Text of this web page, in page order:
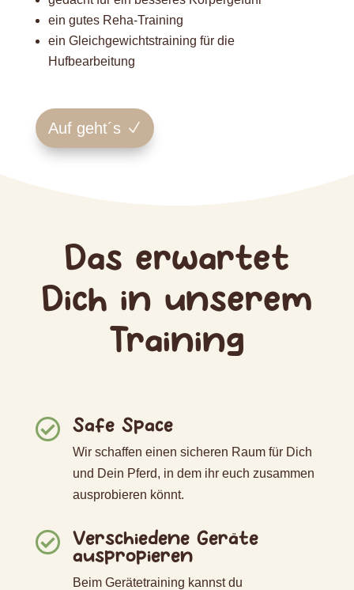
ein gutes Reha-Training
ein Gleichgewichtstraining für die
Hufbearbeitung
Auf geht´s
Das erwartet
Dich in unserem
Training
 Safe Space
Wir schaffen einen sicheren Raum für Dich
und Dein Pferd, in dem ihr euch zusammen
ausprobieren könnt.

Verschiedene Geräte
auspropieren
Beim Gerätetraining kannst du